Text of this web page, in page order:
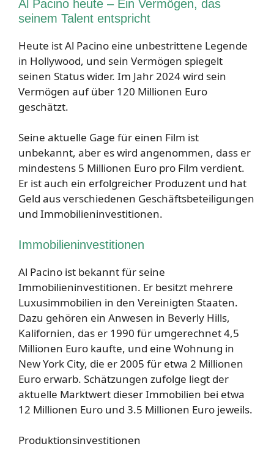
Al Pacino heute – Ein Vermögen, das
seinem Talent entspricht
Heute ist Al Pacino eine unbestrittene Legende
in Hollywood, und sein Vermögen spiegelt
seinen Status wider. Im Jahr 2024 wird sein
Vermögen auf über 120 Millionen Euro
geschätzt.
Seine aktuelle Gage für einen Film ist
unbekannt, aber es wird angenommen, dass er
mindestens 5 Millionen Euro pro Film verdient.
Er ist auch ein erfolgreicher Produzent und hat
Geld aus verschiedenen Geschäftsbeteiligungen
und Immobilieninvestitionen.
Immobilieninvestitionen
Al Pacino ist bekannt für seine
Immobilieninvestitionen. Er besitzt mehrere
Luxusimmobilien in den Vereinigten Staaten.
Dazu gehören ein Anwesen in Beverly Hills,
Kalifornien, das er 1990 für umgerechnet 4,5
Millionen Euro kaufte, und eine Wohnung in
New York City, die er 2005 für etwa 2 Millionen
Euro erwarb. Schätzungen zufolge liegt der
aktuelle Marktwert dieser Immobilien bei etwa
12 Millionen Euro und 3.5 Millionen Euro jeweils.
Produktionsinvestitionen